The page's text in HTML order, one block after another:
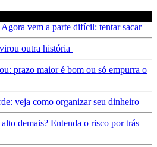
vem a parte difícil: tentar sacar
outra história
prazo maior é bom ou só empurra o
veja como organizar seu dinheiro
demais? Entenda o risco por trás